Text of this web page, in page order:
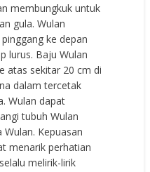
membungkuk untuk
gula. Wulan
ke depan
lurus. Baju Wulan
atas sekitar 20 cm di
dalam tercetak
Wulan dapat
tubuh Wulan
Kepuasan
menarik perhatian
melirik-lirik